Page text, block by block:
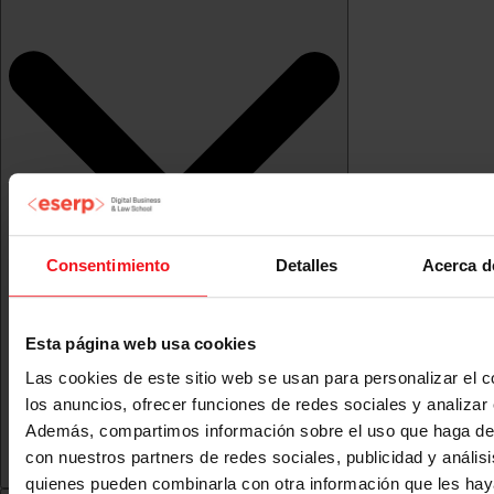
Consentimiento Detalles Acerca
Esta página web usa cookies
Las cookies de este sitio web se usan para personalizar el
los anuncios, ofrecer funciones de redes sociales y analizar
Además, compartimos información sobre el uso que haga
con nuestros partners de redes sociales, publicidad y
quienes pueden combinarla con otra información que les